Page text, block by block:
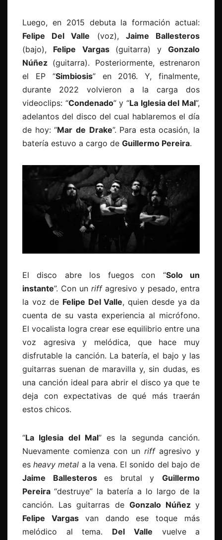
Luego, en 2015 debuta la formación actual:
Felipe Del Valle (voz), Jaime Ballesteros
(bajo), Felipe Vargas(guitarra) yGonzalo
Núñez (guitarra). Posteriormente, estrenaron
el EP “Simbiosis” en 2016. Y, finalmente,
durante 2022 volvieron a la carga dos
videoclips: “Condenado” y “La Iglesia del Mal”,
adelantos del disco del cual hablaremos el día
de hoy: “Mar de Drake”. Para esta ocasión, la
batería estuvo a cargo de Guillermo Pereira.
El disco abre los fuegos con “Solo un
instante”. Con un riff agresivo y pesado, entra
la voz de Felipe Del Valle, quien desde ya da
cuenta de su vasta experiencia al micrófono.
El vocalista logra crear ese equilibrio entre una
voz agresiva y melódica, que hace muy
disfrutable la canción. La batería, el bajo y las
guitarras suenan de maravilla y, sin dudas, es
una canción ideal para abrir el disco ya que te
deja con expectativas de qué más traerán
estos chicos.
“La Iglesia del Mal” es la segunda canción.
Nuevamente comienza con un riffagresivo y
esheavy metal a la vena. El sonido del bajo de
Jaime Ballesteroses brutal yGuillermo
Pereira “destruye” la batería a lo largo de la
canción. Las guitarras de Gonzalo Núñezy
Felipe Vargas van dando ese toque más
melódico al tema. Del Valle vuelve a